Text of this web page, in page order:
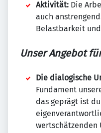
Aktivität: Die
auch
Belastbarkeit
Unser Angebot
Die dialogische
Fundament
das geprägt ist
wertschätzenden